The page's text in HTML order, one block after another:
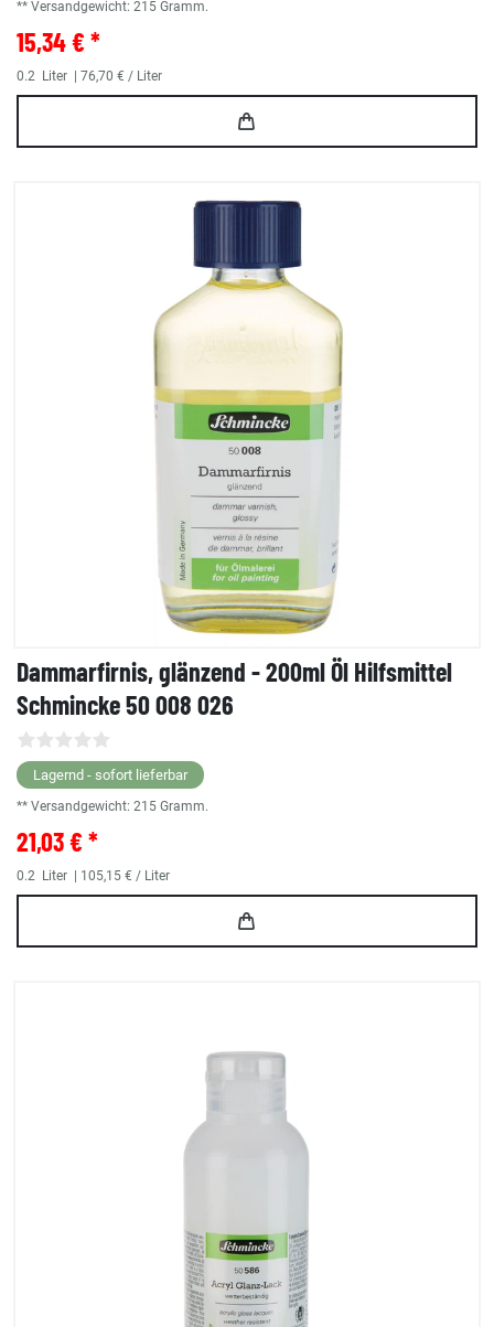
** Versandgewicht: 215 Gramm.
15,34 € *
0.2 Liter | 76,70 € / Liter
Dammarfirnis, glänzend - 200ml Öl Hilfsmittel
Schmincke 50 008 026
Lagernd - sofort lieferbar
** Versandgewicht: 215 Gramm.
21,03 € *
0.2 Liter | 105,15 € / Liter